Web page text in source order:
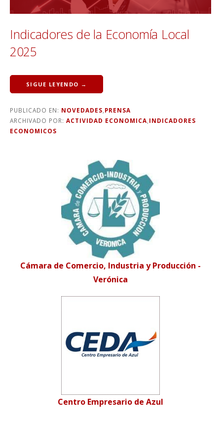
Indicadores de la Economía Local
2025
SIGUE LEYENDO →
PUBLICADO EN: NOVEDADES,PRENSA
ARCHIVADO POR: ACTIVIDAD ECONOMICA,INDICADORES
ECONOMICOS
Cámara de Comercio, Industria y Producción -
Verónica
Centro Empresario de Azul